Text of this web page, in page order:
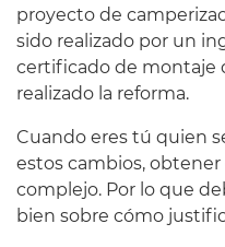
proyecto de
sido realizado por un
certificado de montaje
realizado la reforma.
Cuando eres tú quien
estos cambios,
complejo. Por lo que
bien sobre cómo